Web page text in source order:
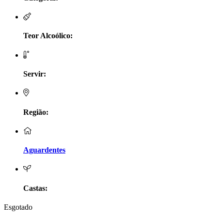
Teor Alcoólico:
Servir:
Região:
Aguardentes
Castas:
Esgotado